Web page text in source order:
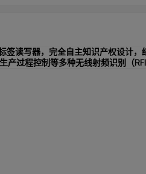
签读写器，完全自主知识产权设计
产过程控制等多种无线射频识别（